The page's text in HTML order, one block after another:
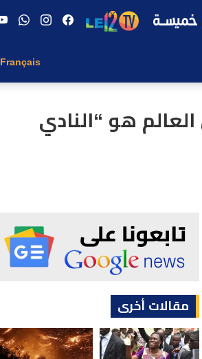
Français
هو “النادي
مقالات أخرى